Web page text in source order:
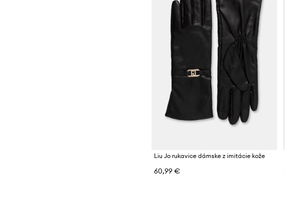
Liu Jo rukavice dámske z imitácie kože
60,99 €